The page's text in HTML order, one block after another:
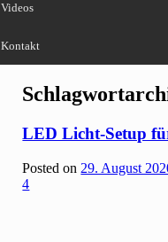
Videos
Kontakt
LED Licht-Setup
Posted on 29. August
4